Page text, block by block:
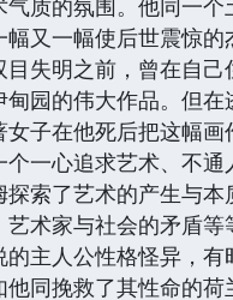
气质的氛围。他同一个
幅又一幅使后世震惊的
目失明之前，曾在自己
甸园的伟大作品。但在
女子在他死后把这幅画
个一心追求艺术、不通
探索了艺术的产生与本
艺术家与社会的矛盾等
的主人公性格怪异，有
他同挽救了其性命的荷